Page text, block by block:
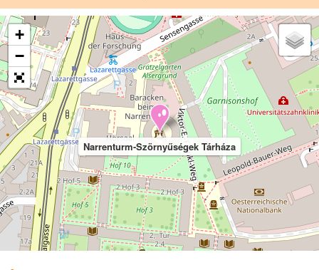
Narrenturm-Szörnyűségek Tárháza
+
−